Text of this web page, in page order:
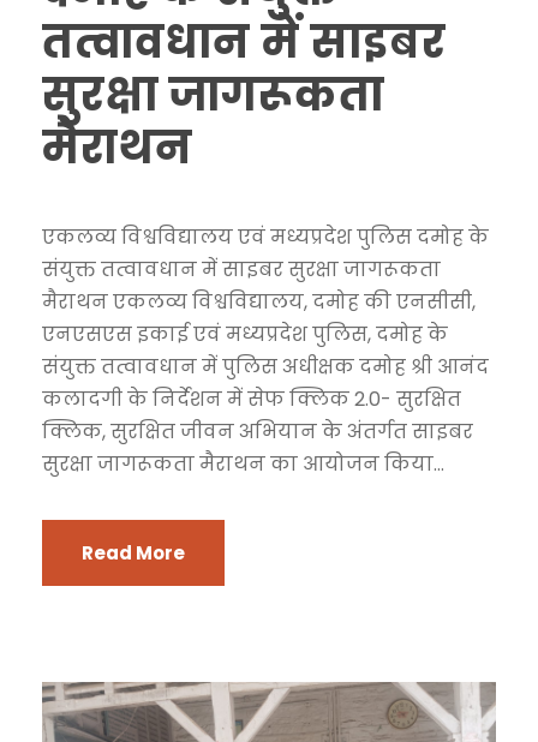
तत्वावधान में साइबर
सुरक्षा जागरूकता
मैराथन
एकलव्य विश्वविद्यालय एवं मध्यप्रदेश पुलिस दमोह के
संयुक्त तत्वावधान में साइबर सुरक्षा जागरूकता
मैराथन एकलव्य विश्वविद्यालय, दमोह की एनसीसी,
एनएसएस इकाई एवं मध्यप्रदेश पुलिस, दमोह के
संयुक्त तत्वावधान में पुलिस अधीक्षक दमोह श्री आनंद
कलादगी के निर्देशन में सेफ क्लिक 2.0- सुरक्षित
क्लिक, सुरक्षित जीवन अभियान के अंतर्गत साइबर
सुरक्षा जागरूकता मैराथन का आयोजन किया...
Read More